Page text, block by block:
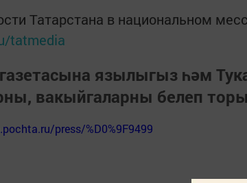
Татарстана в национальном
tatmedia
язылыгыз һәм
вакыйгаларны белеп
press/%D0%9F9499